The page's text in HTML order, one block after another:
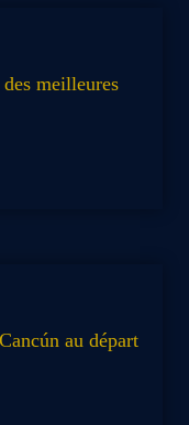
meilleures
au départ